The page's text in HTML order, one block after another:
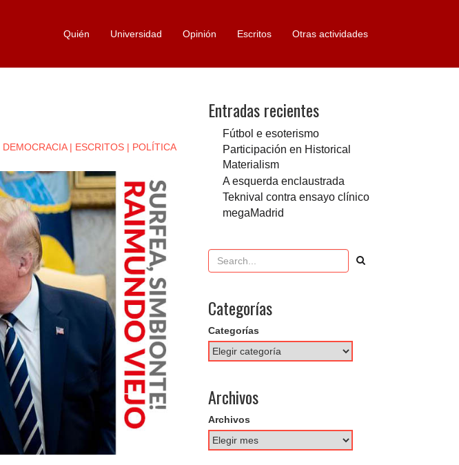
Quién Universidad Opinión Escritos Otras actividades
DEMOCRACIA| ESCRITOS| POLÍTICA
Entradas recientes
Fútbol e esoterismo
Participación en Historical
Materialism
A esquerda enclaustrada
Teknival contra ensayo clínico
megaMadrid
Categorías
Categorías
Archivos
Archivos